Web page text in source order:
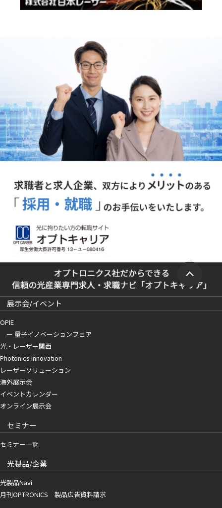
展示会/イベント
OPIE
ー 量子イノベーションフェア
光・レーザー関西
Photonics Innovation
レーザーソリューション
海外展示会
イベントカレンダー
オンライン展示会
セミナー
セミナー一覧
光製品/企業
光製品Navi
月刊OPTRONICS 製品広告資料請求